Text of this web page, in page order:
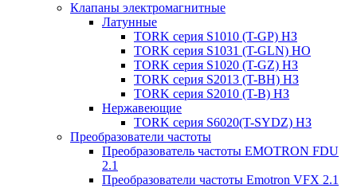
Клапаны электромагнитные
Латунные
TORK серия S1010 (T-GP) НЗ
TORK серия S1031 (T-GLN) НО
TORK серия S1020 (T-GZ) НЗ
TORK серия S2013 (T-BH) НЗ
TORK серия S2010 (T-B) НЗ
Нержавеющие
TORK серия S6020(T-SYDZ) НЗ
Преобразователи частоты
Преобразователь частоты EMOTRON FDU
2.1
Преобразователи частоты Emotron VFX 2.1